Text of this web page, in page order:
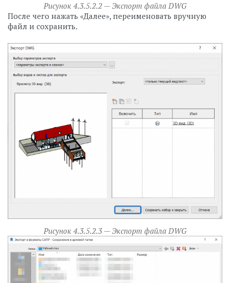
Рисунок 4.3.5.2.2 — Экспорт файла DWG
После чего нажать «Далее», переименовать вручную
файл и сохранить.
Рисунок 4.3.5.2.3 — Экспорт файла DWG